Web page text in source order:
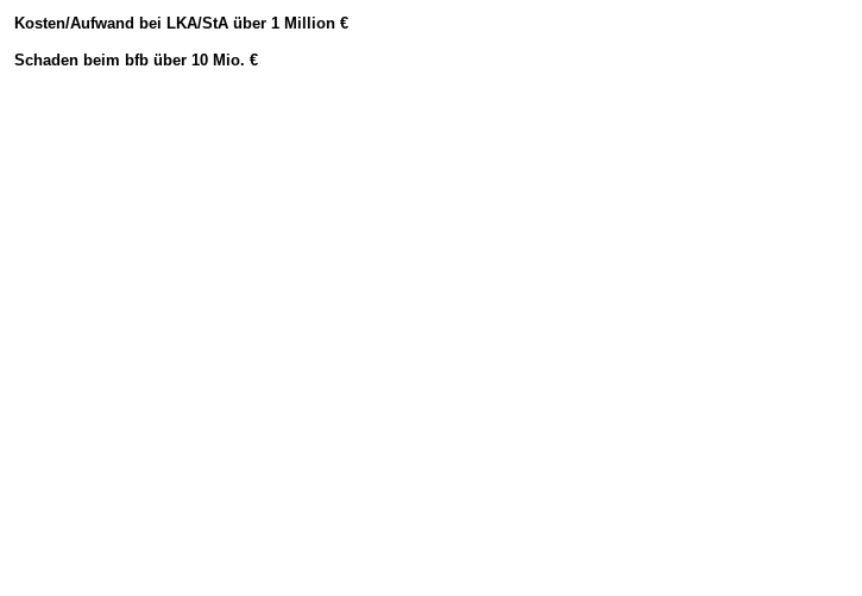
Kosten/Aufwand bei LKA/StA über 1 Million €
Schaden beim bfb über 10 Mio. €